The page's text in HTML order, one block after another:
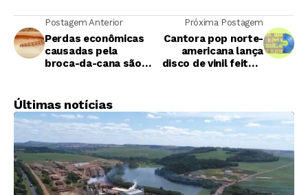
Postagem Anterior
Perdas econômicas
causadas pela
broca-da-cana são
Próxima Postagem
Cantora pop norte-
americana lança
disco de vinil feito a
Últimas notícias